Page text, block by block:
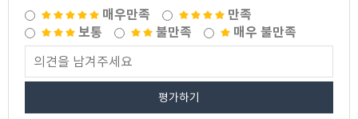
매우만족
만족
보통
불만족 매우 불만족
평가하기